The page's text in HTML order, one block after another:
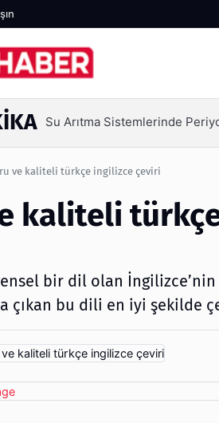
önce Su Arıtma Sistemlerinde
ve kaliteli türkçe ingilizce çeviri
kaliteli
bir dil olan
çıkan bu dili en iyi şekilde